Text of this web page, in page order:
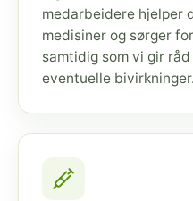
medarbeidere hjelper
medisiner og sørger
samtidig som vi gir
eventuelle bivirkninger.